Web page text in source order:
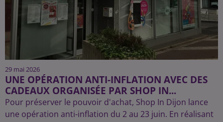
29 mai 2026
UNE OPÉRATION ANTI-INFLATION AVEC DES
CADEAUX ORGANISÉE PAR SHOP IN...
Pour préserver le pouvoir d'achat, Shop In Dijon lance
une opération anti-inflation du 2 au 23 juin. En réalisant